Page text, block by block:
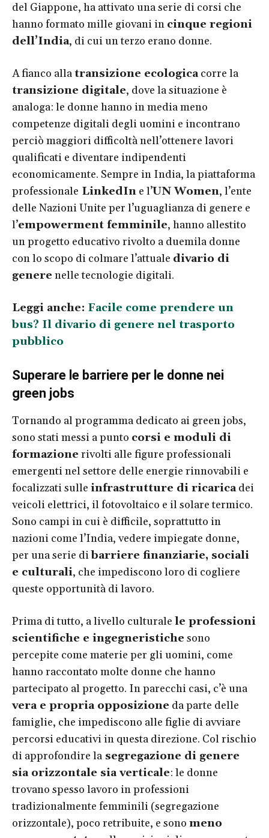
del Giappone, ha attivato una serie di corsi che
hanno formato mille giovani in cinque regioni
dell’India, di cui un terzo erano donne.
A fianco alla transizione ecologicacorre la
transizione digitale, dove la situazione è
analoga: le donne hanno in media meno
competenze digitali degli uomini e incontrano
perciò maggiori difficoltà nell’ottenere lavori
qualificati e diventare indipendenti
economicamente. Sempre in India, la piattaforma
professionale LinkedIn e l’UN Women, l’ente
delle Nazioni Unite per l’uguaglianza di genere e
l’empowerment femminile, hanno allestito
un progetto educativo rivolto a duemila donne
con lo scopo di colmare l’attuale divario di
genere nelle tecnologie digitali.
Leggi anche: Facile come prendere un
bus? Il divario di genere nel trasporto
pubblico
Superare le barriere per le donne nei
green jobs
Tornando al programma dedicato ai green jobs,
sono stati messi a punto corsi e moduli di
formazione rivolti alle figure professionali
emergenti nel settore delle energie rinnovabili e
focalizzati sulle infrastrutture di ricaricadei
veicoli elettrici, il fotovoltaico e il solare termico.
Sono campi in cui è difficile, soprattutto in
nazioni come l’India, vedere impiegate donne,
per una serie dibarriere finanziarie, sociali
e culturali, che impediscono loro di cogliere
queste opportunità di lavoro.
Prima di tutto, a livello culturale le professioni
scientifiche e ingegneristiche sono
percepite come materie per gli uomini, come
hanno raccontato molte donne che hanno
partecipato al progetto. In parecchi casi, c’è una
vera e propria opposizione da parte delle
famiglie, che impediscono alle figlie di avviare
percorsi educativi in questa direzione. Col rischio
di approfondire la segregazione di genere
sia orizzontale sia verticale: le donne
trovano spesso lavoro in professioni
tradizionalmente femminili (segregazione
orizzontale), poco retribuite, e sono meno